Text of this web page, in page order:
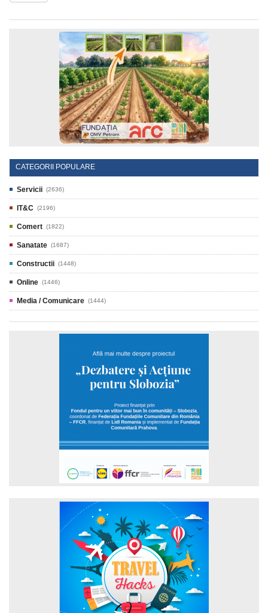
CATEGORII POPULARE
Servicii (2636)
IT&C (2196)
Comert (1822)
Sanatate (1687)
Constructii (1448)
Online (1446)
Media / Comunicare (1444)